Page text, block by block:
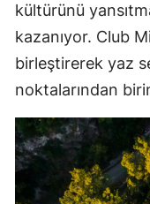
kültürünü
kazanıyor. Club
birleştirerek yaz
noktalarından